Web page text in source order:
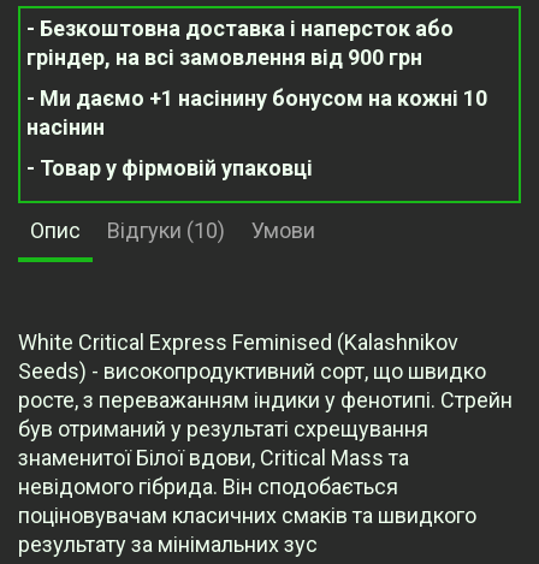
- Безкоштовна доставка і наперсток або
гріндер, на всі замовлення від 900 грн
- Ми даємо +1 насінину бонусом на кожні 10
насінин
- Товар у фірмовій упаковці
Опис Відгуки (10) Умови
White Critical Express Feminised (Kalashnikov
Seeds) - високопродуктивний сорт, що швидко
росте, з переважанням індики у фенотипі. Стрейн
був отриманий у результаті схрещування
знаменитої Білої вдови, Critical Mass та
невідомого гібрида. Він сподобається
поціновувачам класичних смаків та швидкого
результату за мінімальних зус